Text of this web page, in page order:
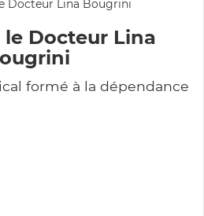
le Docteur Lina
formé à la dépendance